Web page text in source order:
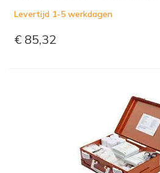
Levertijd 1-5 werkdagen
€ 85,32